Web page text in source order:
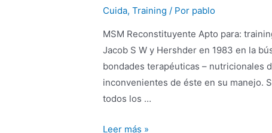
Cuida,Training / Por pablo
MSM Reconstituyente Apto para:
Jacob S W y Hershder en 1983 en la
bondades terapéuticas – nutricionales
inconvenientes de éste en su manejo.
todos los …
Leer más »